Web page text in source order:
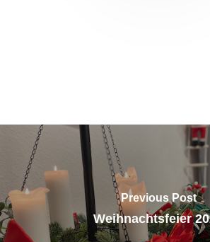
Previous Post
Weihnachtsfeier